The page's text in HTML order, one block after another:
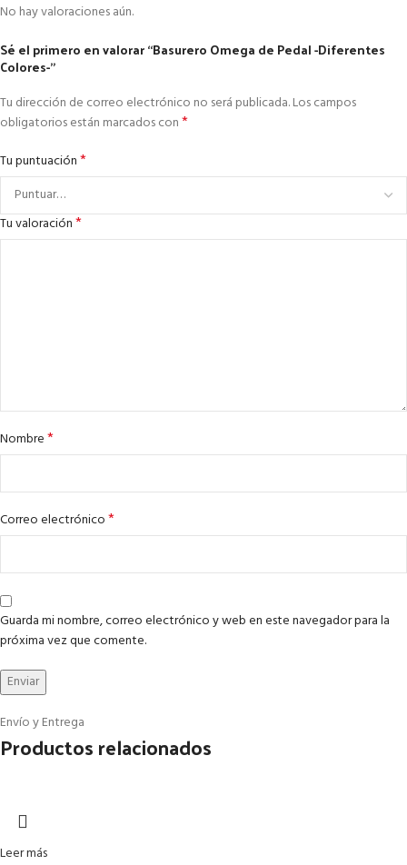
No hay valoraciones aún.
Sé el primero en valorar “Basurero Omega de Pedal -Diferentes
Colores-”
Tu dirección de correo electrónico no será publicada.Los campos
obligatorios están marcados con*
Tu puntuación*
Tu valoración*
Nombre*
Correo electrónico*
Guarda mi nombre, correo electrónico y web en este navegador para la
próxima vez que comente.
Envío y Entrega
Productos relacionados
Leer más